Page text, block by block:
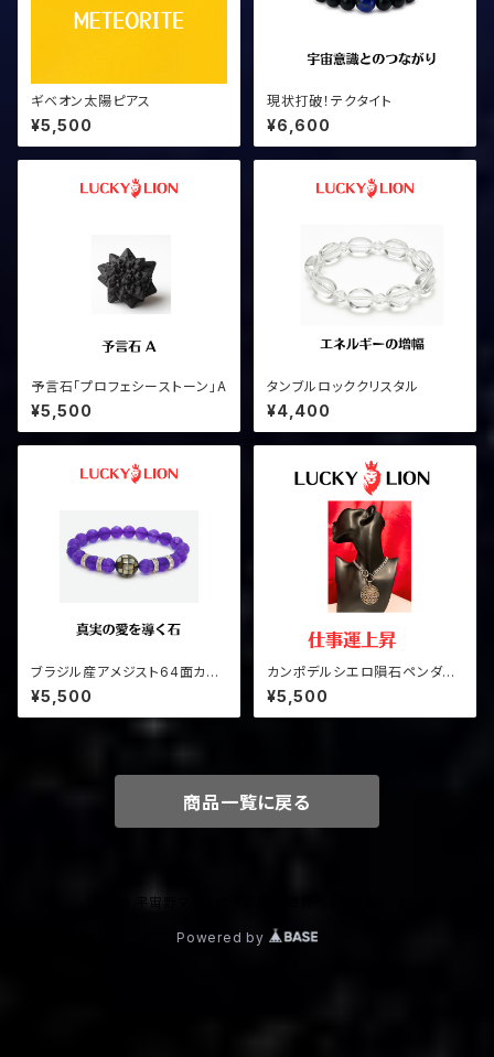
ギベオン太陽ピアス
¥5,500
現状打破！テクタイト
¥6,600
予言石「プロフェシーストーン」A
¥5,500
タンブルロッククリスタル
¥4,400
ブラジル産アメジスト64面カッ
ト
¥5,500
カンポデルシエロ隕石ペンダン
ト
¥5,500
商品一覧に戻る
© 宇宙野マリアの不思議な世界へようこそ
Powered by